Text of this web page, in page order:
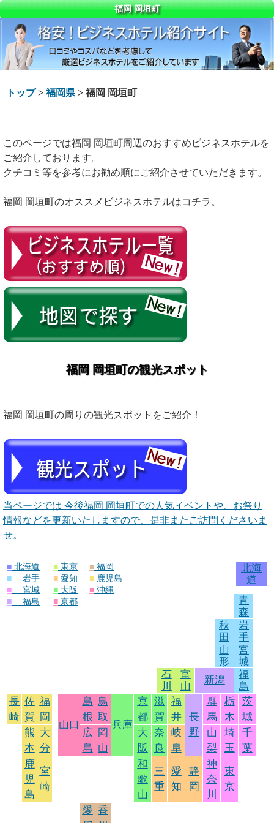
福岡 岡垣町
トップ>福岡県 > 福岡 岡垣町
このページでは福岡 岡垣町周辺のおすすめビジネスホテルを
ご紹介しております。
クチコミ等を参考にお勧め順にご紹介させていただきます。
福岡 岡垣町のオススメビジネスホテルはコチラ。
福岡 岡垣町の観光スポット
福岡 岡垣町の周りの観光スポットをご紹介！
当ページでは 今後福岡 岡垣町での人気イベントや、お祭り
情報などを更新いたしますので、是非またご訪問くださいま
せ。
■ 北海道
■
岩手
■
宮城
■
福島
■ 東京
■ 愛知
■ 大阪
■ 京都
■ 福岡
■ 鹿児島
■ 沖縄
北海
道
青
森
秋
田
岩
手
山
形
宮
城
石
川
富
山
新潟
福
島
長
崎
佐
賀
福
岡
山口
島
根
鳥
取
兵庫
京
都
滋
賀
福
井
長
野
群
馬
栃
木
茨
城
熊
本
大
分
広
島
岡
山
大
阪
奈
良
岐
阜
山
梨
埼
玉
千
葉
鹿
児
島
宮
崎
和
歌
山
三
重
愛
知
静
岡
神
奈
川
東
京
愛 香